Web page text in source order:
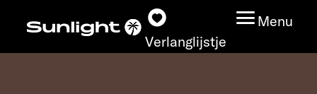
Verlanglijstje
Menu